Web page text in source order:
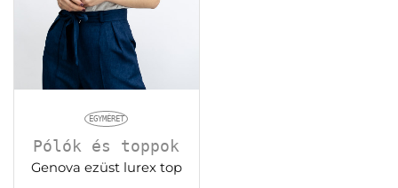
EGYMÉRET
Pólók és toppok
Genova ezüst lurex top